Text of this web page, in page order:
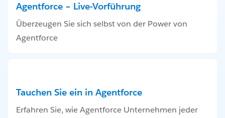
Agentforce – Live-Vorführung
Überzeugen Sie sich selbst von der Power von
Agentforce
Tauchen Sie ein in Agentforce
Erfahren Sie, wie Agentforce Unternehmen jeder